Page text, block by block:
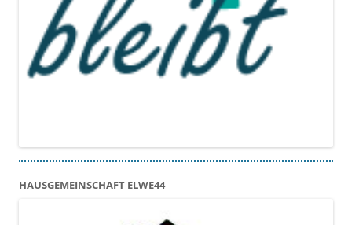
HAUSGEMEINSCHAFT ELWE44